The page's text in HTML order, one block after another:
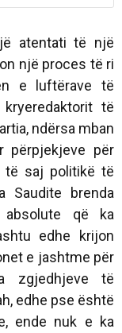
atentati të një
një proces të ri
e luftërave të
të
ndërsa mban
përpjekjeve për
të saj politikë të
Saudite brenda
që ka
edhe krijon
e jashtme për
zgjedhjeve të
edhe pse është
ende nuk e ka